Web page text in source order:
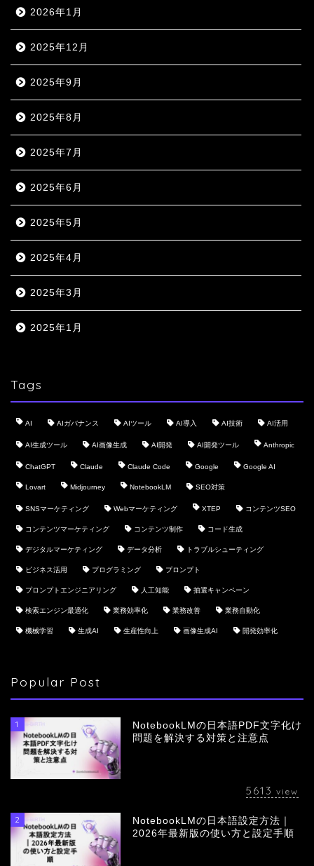
2026年1月
2025年12月
2025年9月
2025年8月
2025年7月
2025年6月
2025年5月
2025年4月
2025年3月
2025年1月
Tags
AI AIガバナンス AIツール AI導入 AI技術 AI活用
AI生成ツール AI画像生成 AI開発 AI開発ツール Anthropic
ChatGPT Claude Claude Code Google Google AI
Lovart Midjourney NotebookLM SEO対策
SNSマーケティング Webマーケティング XTEP コンテンツSEO
コンテンツマーケティング コンテンツ制作 コード生成
デジタルマーケティング データ分析 トラブルシューティング
ビジネス活用 プログラミング プロンプト
プロンプトエンジニアリング 人工知能 抽選キャンペーン
検索エンジン最適化 業務効率化 業務改善 業務自動化
機械学習 生成AI 生産性向上 画像生成AI 開発効率化
Popular Post
1
NotebookLMの日本語PDF文字化け
問題を解決する対策と注意点
5613 view
2
NotebookLMの日本語設定方法｜
2026年最新版の使い方と設定手順
会社概要